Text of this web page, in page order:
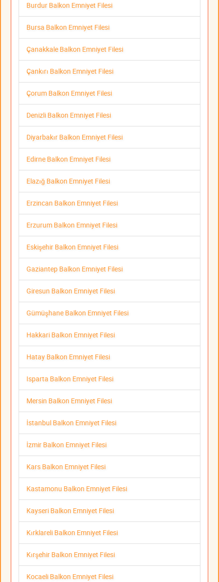
Burdur Balkon Emniyet Filesi
Bursa Balkon Emniyet Filesi
Çanakkale Balkon Emniyet Filesi
Çankırı Balkon Emniyet Filesi
Çorum Balkon Emniyet Filesi
Denizli Balkon Emniyet Filesi
Diyarbakır Balkon Emniyet Filesi
Edirne Balkon Emniyet Filesi
Elazığ Balkon Emniyet Filesi
Erzincan Balkon Emniyet Filesi
Erzurum Balkon Emniyet Filesi
Eskişehir Balkon Emniyet Filesi
Gaziantep Balkon Emniyet Filesi
Giresun Balkon Emniyet Filesi
Gümüşhane Balkon Emniyet Filesi
Hakkari Balkon Emniyet Filesi
Hatay Balkon Emniyet Filesi
Isparta Balkon Emniyet Filesi
Mersin Balkon Emniyet Filesi
İstanbul Balkon Emniyet Filesi
İzmir Balkon Emniyet Filesi
Kars Balkon Emniyet Filesi
Kastamonu Balkon Emniyet Filesi
Kayseri Balkon Emniyet Filesi
Kırklareli Balkon Emniyet Filesi
Kırşehir Balkon Emniyet Filesi
Kocaeli Balkon Emniyet Filesi